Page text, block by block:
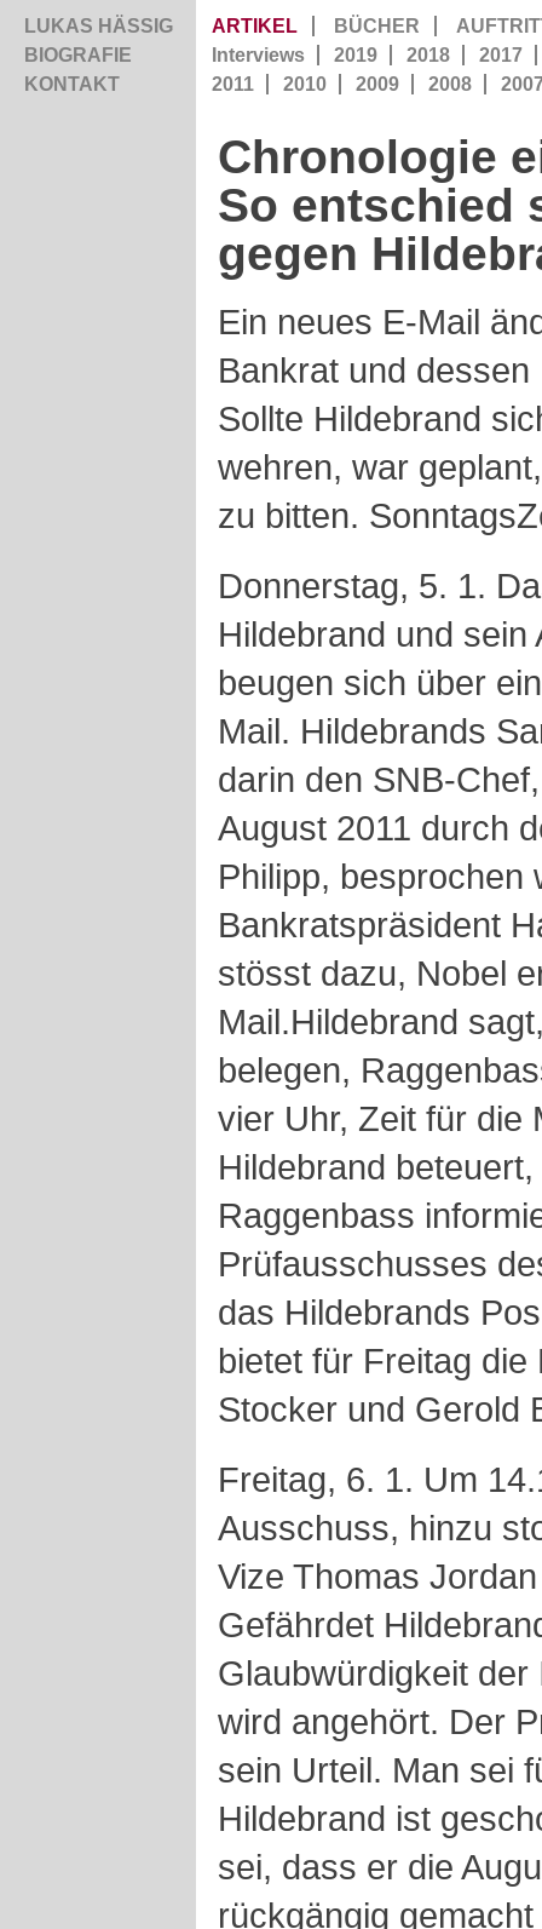
LUKAS HÄSSIG
BIOGRAFIE
KONTAKT
ARTIKEL BÜCHER
Interviews
2019 2018
2017
2011
2010 2009 2008
Chronologie
So entschied
gegen
Ein neues E-Mail
Bankrat und
Sollte Hildebrand
wehren, war
zu bitten.
Donnerstag, 5. 1.
Hildebrand und sein
beugen sich über
Mail. Hildebrands
darin den SNB-
August 2011 durch
Philipp, besprochen
Bankratspräsident
stösst dazu, Nobel
Mail.Hildebrand
belegen,
vier Uhr, Zeit für die
Hildebrand
Raggenbass
Prüfausschusses
das Hildebrands
bietet für Freitag
Stocker und Gerold
Freitag, 6. 1. Um
Ausschuss, hinzu
Vize Thomas
Gefährdet
Glaubwürdigkeit
wird angehört. Der
sein Urteil. Man sei
Hildebrand ist
sei, dass er die
rückgängig